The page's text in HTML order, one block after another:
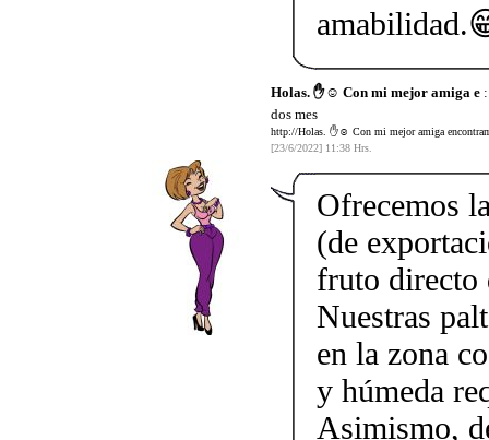
Holas. ✋☺️ Con mi mejor amiga e
dos mes
http://Holas. ✋☺️ Con mi mejor amiga
[23/6/2022] 11:38 Hrs.
Ofrecemos
(de
fruto directo
Nuestras
en la zona
y húmeda
Asimismo,